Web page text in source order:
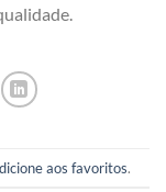
aos favoritos.